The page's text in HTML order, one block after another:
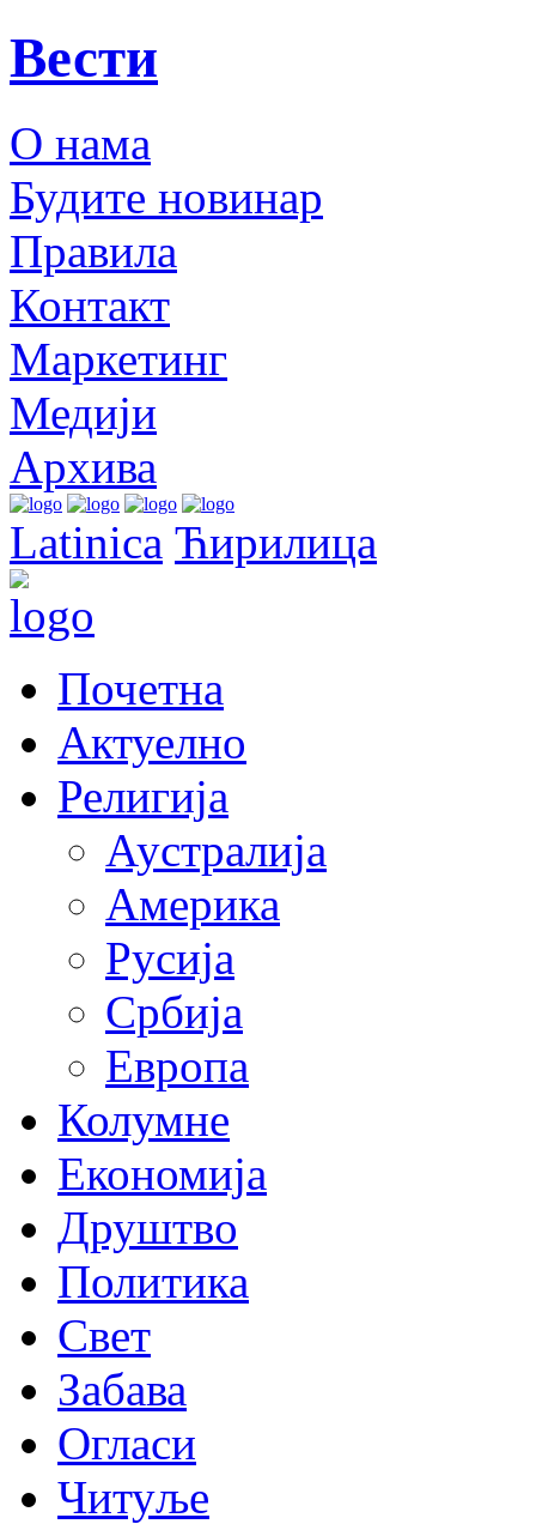
Вести
О нама
Будите новинар
Правила
Контакт
Маркетинг
Медији
Архива
Latinica Ћирилица
Почетна
Актуелно
Религија
Аустралија
Америка
Русија
Србија
Европа
Колумне
Економија
Друштво
Политика
Свет
Забава
Огласи
Читуље